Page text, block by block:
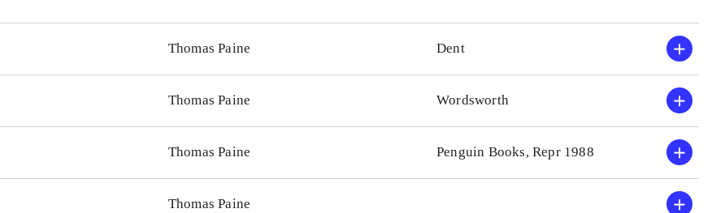
Thomas Paine Dent
Thomas Paine Wordsworth
Thomas Paine Penguin Books, Repr 1988
Thomas Paine